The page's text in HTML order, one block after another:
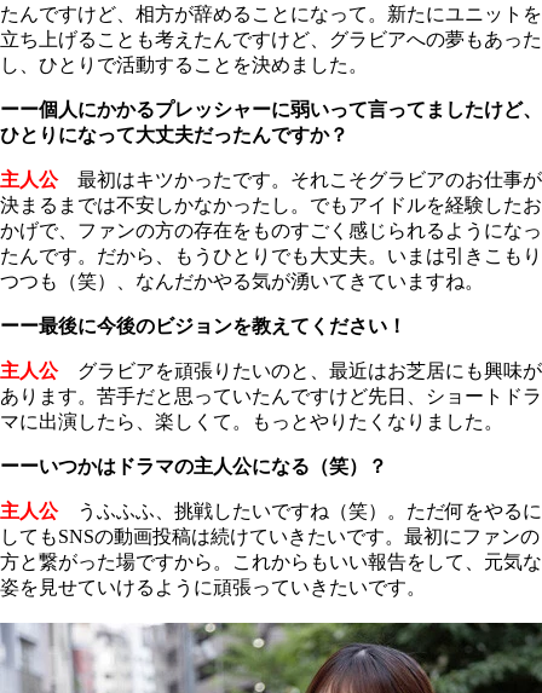
たんですけど、相方が辞めることになって。新たにユニットを
立ち上げることも考えたんですけど、グラビアへの夢もあった
し、ひとりで活動することを決めました。
ーー個人にかかるプレッシャーに弱いって言ってましたけど、
ひとりになって大丈夫だったんですか？
主人公最初はキツかったです。それこそグラビアのお仕事が
決まるまでは不安しかなかったし。でもアイドルを経験したお
かげで、ファンの方の存在をものすごく感じられるようになっ
たんです。だから、もうひとりでも大丈夫。いまは引きこもり
つつも（笑）、なんだかやる気が湧いてきていますね。
ーー最後に今後のビジョンを教えてください！
主人公グラビアを頑張りたいのと、最近はお芝居にも興味が
あります。苦手だと思っていたんですけど先日、ショートドラ
マに出演したら、楽しくて。もっとやりたくなりました。
ーーいつかはドラマの主人公になる（笑）？
主人公うふふふ、挑戦したいですね（笑）。ただ何をやるに
してもSNSの動画投稿は続けていきたいです。最初にファンの
方と繋がった場ですから。これからもいい報告をして、元気な
姿を見せていけるように頑張っていきたいです。